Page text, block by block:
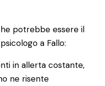
potrebbe essere il
a Fallo:
in allerta costante,
ne risente